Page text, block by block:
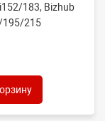
183, Bizhub
195/215
60000 стр.